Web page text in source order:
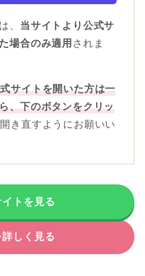
、 当サイトより公式サ
場合のみ適用 されま
サイトを開いた方は一
、下のボタンをクリッ
き直すようにお願いい
トを見る
しく見る